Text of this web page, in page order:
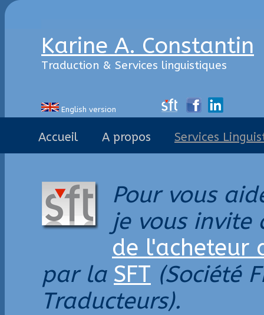
Karine A. Constantin
Traduction & Services linguistiques
English version
Accueil A propos Services
Pour vous
je vous
de l'acheteur
par la SFT (Société
Traducteurs).